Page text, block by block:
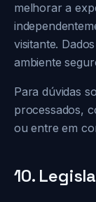
melhorar a
visitante.
ambiente
Para dúvidas
processados,
ou entre em
10.